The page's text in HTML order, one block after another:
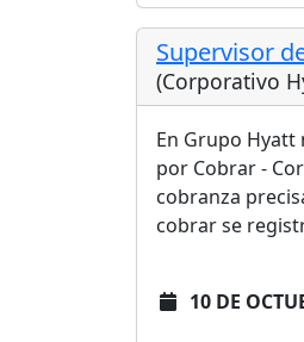
Supervisor
(Corporativo
En Grupo
por Cobrar -
cobranza
cobrar se
10 DE